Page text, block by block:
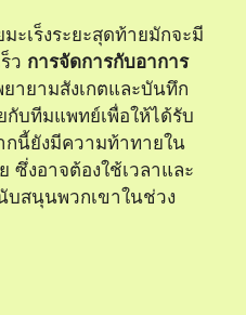
ะเร็งระยะสุดท้ายมักจะมี
ว การจัดการกับอาการ
ายามสังเกตและบันทึก
บทีมแพทย์เพื่อให้ได้รับ
กนี้ยังมีความท้าทายใน
ซึ่งอาจต้องใช้เวลาและ
บสนุนพวกเขาในช่วง